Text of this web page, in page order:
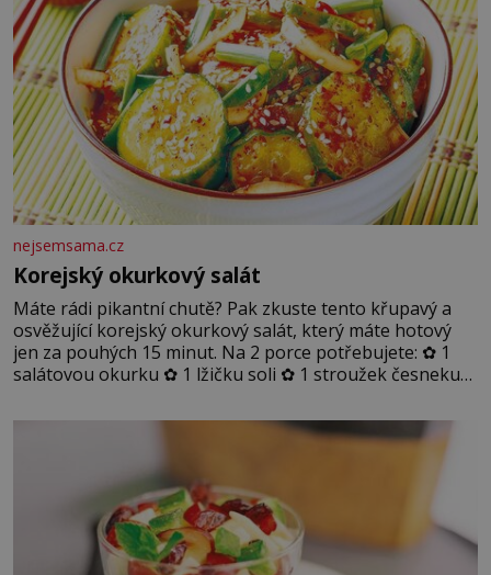
nejsemsama.cz
Korejský okurkový salát
Máte rádi pikantní chutě? Pak zkuste tento křupavý a
osvěžující korejský okurkový salát, který máte hotový
jen za pouhých 15 minut. Na 2 porce potřebujete: ✿ 1
salátovou okurku ✿ 1 lžičku soli ✿ 1 stroužek česneku
sezamového oleje ✿ 1 lžičku chilli ✿ 1 lžičku cukru ✿ 1
jarní cibulku ✿ 1 lžíci sezamových semínek